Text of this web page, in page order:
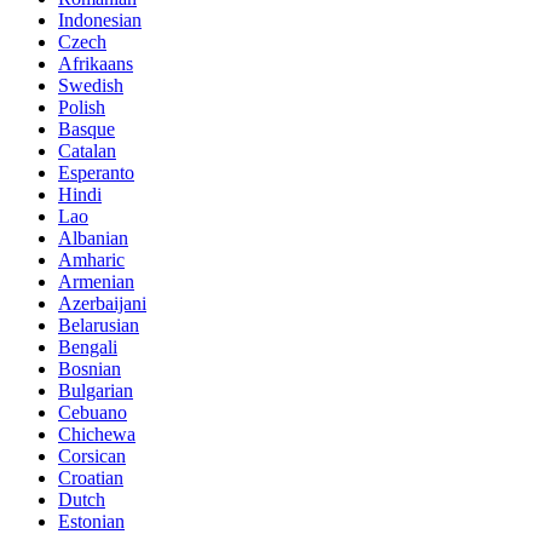
Indonesian
Czech
Afrikaans
Swedish
Polish
Basque
Catalan
Esperanto
Hindi
Lao
Albanian
Amharic
Armenian
Azerbaijani
Belarusian
Bengali
Bosnian
Bulgarian
Cebuano
Chichewa
Corsican
Croatian
Dutch
Estonian